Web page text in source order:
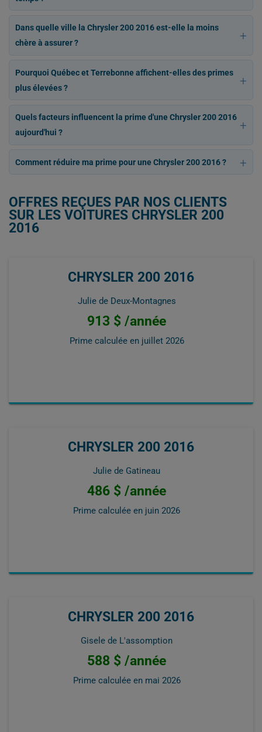
Dans quelle ville la Chrysler 200 2016 est-elle la moins
chère à assurer ?
Pourquoi Québec et Terrebonne affichent-elles des primes
plus élevées ?
Quels facteurs influencent la prime d'une Chrysler 200 2016
aujourd'hui ?
Comment réduire ma prime pour une Chrysler 200 2016 ?
OFFRES REÇUES PAR NOS CLIENTS
SUR LES VOITURES CHRYSLER 200
2016
CHRYSLER 200 2016
Julie de Deux-Montagnes
913 $ /année
Prime calculée en juillet 2026
CHRYSLER 200 2016
Julie de Gatineau
486 $ /année
Prime calculée en juin 2026
CHRYSLER 200 2016
Gisele de L'assomption
588 $ /année
Prime calculée en mai 2026